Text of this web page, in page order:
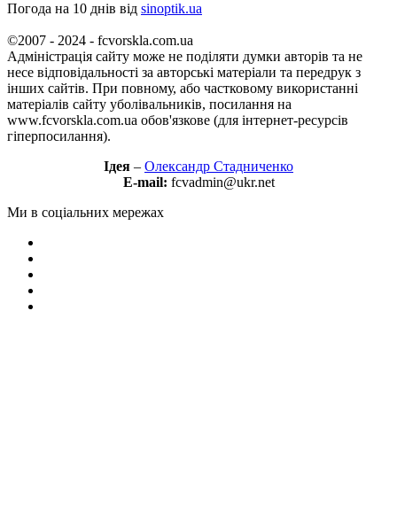
Погода на 10 днів від sinoptik.ua
©2007 - 2024 - fcvorskla.com.ua
Адміністрація сайту може не поділяти думки авторів та не
несе відповідальності за авторські матеріали та передрук з
інших сайтів. При повному, або частковому використанні
матеріалів сайту уболівальників, посилання на
www.fcvorskla.com.ua обов'язкове (для інтернет-ресурсів
гіперпосилання).
Ідея – Олександр Стадниченко
E-mail: fcvadmin@ukr.net
Ми в соціальних мережах